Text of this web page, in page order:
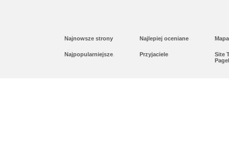
Najnowsze strony Najlepiej oceniane
Najpopularniejsze Przyjaciele
Site